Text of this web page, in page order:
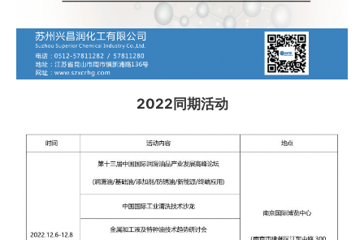
2022同期活动